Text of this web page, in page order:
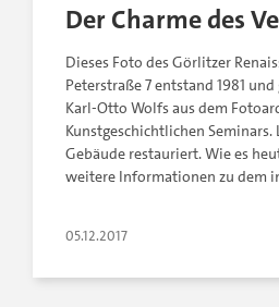
Der Charme des
Dieses Foto des Görlitzer
Peterstraße 7 entstand 1981
Karl-Otto Wolfs aus dem
Kunstgeschichtlichen Seminars.
Gebäude restauriert. Wie es
weitere Informationen zu dem
05.12.2017